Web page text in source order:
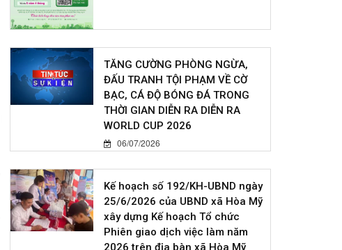
TĂNG CƯỜNG PHÒNG NGỪA,
ĐẤU TRANH TỘI PHẠM VỀ CỜ
BẠC, CÁ ĐỘ BÓNG ĐÁ TRONG
THỜI GIAN DIỄN RA DIỄN RA
WORLD CUP 2026
06/07/2026
Kế hoạch số 192/KH-UBND ngày
25/6/2026 của UBND xã Hòa Mỹ
xây dựng Kế hoạch Tổ chức
Phiên giao dịch việc làm năm
2026 trên địa bàn xã Hòa Mỹ